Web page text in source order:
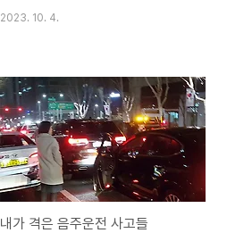
친 절 5 ㅁ 청 결 4 매우만족 5, 만족 4, 보통
3, 미흡 2, 매우미흡 1 ( 지극히 개인적인 사
견입니다. 참고만 하시기 바랍니다. ) 2023-
07-06
2023. 10. 4.
내가 격은 음주운전 사고들